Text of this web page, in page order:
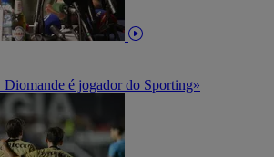
é jogador do Sporting»